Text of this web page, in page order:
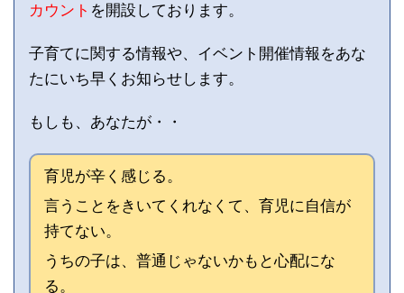
カウント を開設しております。
子育てに関する情報や、イベント開催情報をあな
たにいち早くお知らせします。
もしも、あなたが・・
育児が辛く感じる。
言うことをきいてくれなくて、育児に自信が
持てない。
うちの子は、普通じゃないかもと心配にな
る。